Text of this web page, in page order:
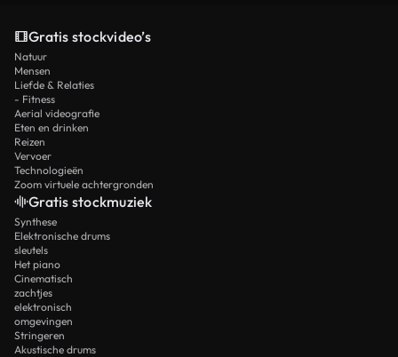
Gratis stockvideo’s
Natuur
Mensen
Liefde & Relaties
- Fitness
Aerial videografie
Eten en drinken
Reizen
Vervoer
Technologieën
Zoom virtuele achtergronden
Gratis stockmuziek
Synthese
Elektronische drums
sleutels
Het piano
Cinematisch
zachtjes
elektronisch
omgevingen
Stringeren
Akustische drums